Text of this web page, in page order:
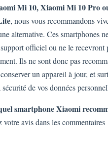
Mi 10, Xiaomi Mi 10 Pro
, nous vous recommandons
alternative. Ces smartphones
officiel ou ne le recevront
Ils ne sont donc pas
un appareil à jour, et
de vos données
smartphone Xiaomi
votre avis dans les commentaires